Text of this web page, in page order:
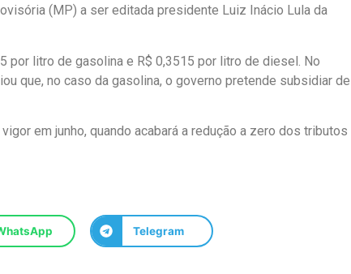
(MP) a ser editada presidente Luiz Inácio Lula da
por litro de gasolina e R$ 0,3515 por litro de diesel. No
que, no caso da gasolina, o governo pretende subsidiar de
em junho, quando acabará a redução a zero dos tributos
Telegram